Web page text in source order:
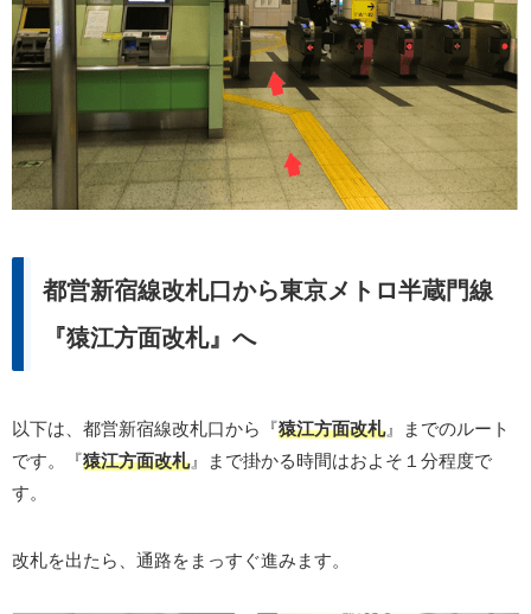
都営新宿線改札口から東京メトロ半蔵門線
『猿江方面改札』へ
以下は、都営新宿線改札口から『猿江方面改札』までのルート
です。『猿江方面改札』まで掛かる時間はおよそ１分程度で
す。
改札を出たら、通路をまっすぐ進みます。